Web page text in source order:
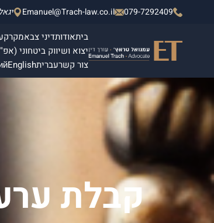
079-7292409
Emanuel@Trach-law.co.il יגאל אלון 94, תל
ביתאודותדיני צבא
יצוא ושיווק ביטחוני
צור קשרעבריתEnglish
קבלת